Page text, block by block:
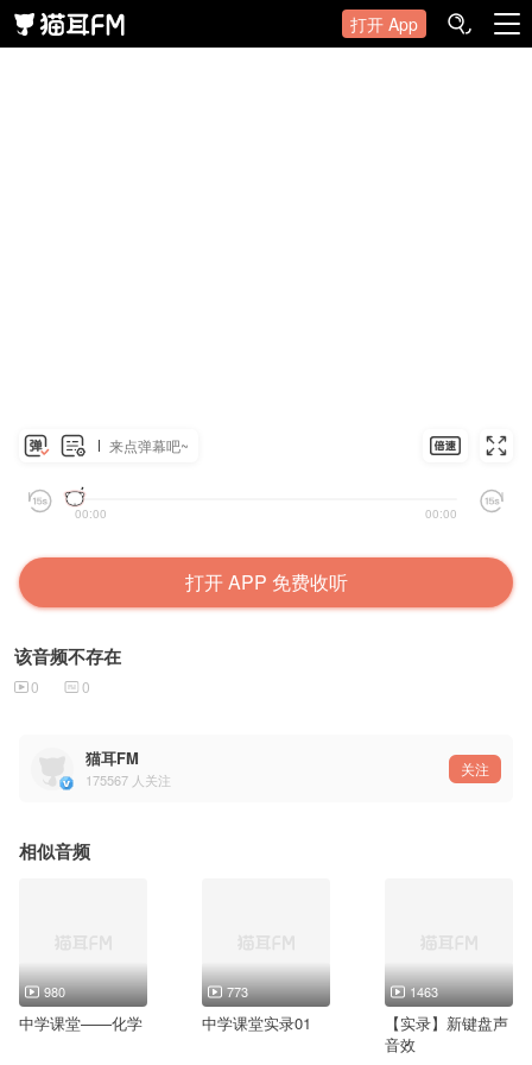
打开 App
来点弹幕吧~
00:00 00:00
打开 APP 免费收听
该音频不存在
0 0
猫耳FM
175567 人关注
关注
相似音频
980
中学课堂——化学
773
中学课堂实录01
1463
【实录】新键盘声
音效